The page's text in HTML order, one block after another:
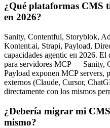
¿Qué plataformas CMS
en 2026?
Sanity, Contentful, Storyblok,
Kontent.ai, Strapi, Payload,
capacidades agentic en 2026.
para servidores MCP — Sanity,
Payload exponen MCP servers,
externos (Claude, Cursor,
directamente con los mismos
¿Debería migrar mi
mismo?